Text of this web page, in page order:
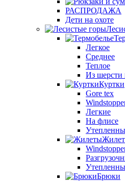
РАСПРОДАЖА
Дети на охоте
Легкое
Среднее
Теплое
Из шерсти
Куртки
Gore tex
Легкие
На флисе
Брюки